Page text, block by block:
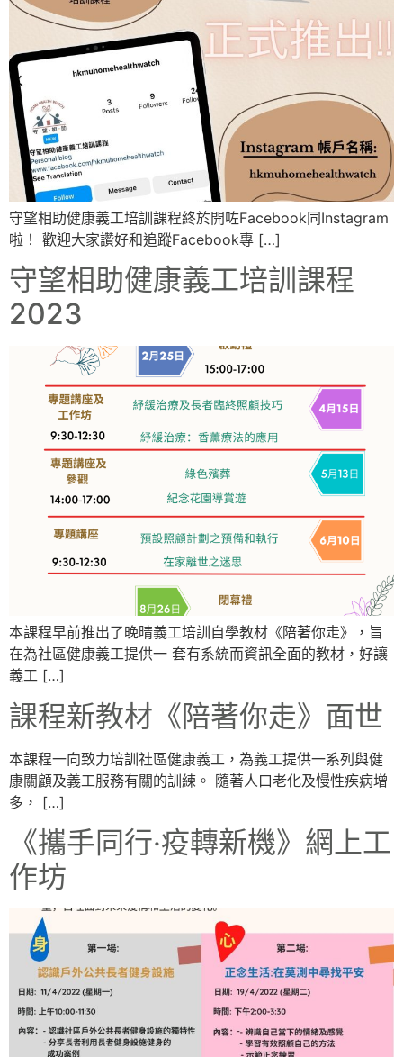
守望相助健康義工培訓課程終於開咗Facebook同Instagram
啦！ 歡迎大家讚好和追蹤Facebook專 […]
守望相助健康義工培訓課程
2023
本課程早前推出了晚晴義工培訓自學教材《陪著你走》，旨
在為社區健康義工提供一 套有系統而資訊全面的教材，好讓
義工 […]
課程新教材《陪著你走》面世
本課程一向致力培訓社區健康義工，為義工提供一系列與健
康關顧及義工服務有關的訓練。 隨著人口老化及慢性疾病增
多， […]
《攜手同行‧疫轉新機》網上工
作坊